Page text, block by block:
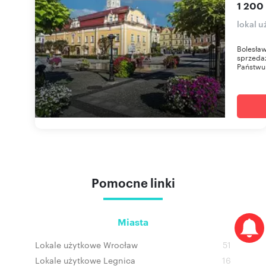
1 200
lokal
Pomocne linki
Miasta
Lokale użytkowe Wrocław
51
Lokale użytkowe Legnica
16